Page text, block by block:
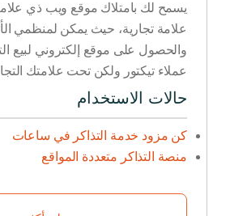
يسمح لك بامتلاك موقع ويب ذي
علامة تجارية، حيث يمكن لمنظمي
والحصول على موقع إلكتروني لبيع
عملاء تيكتور ولكن تحت علامتك
حالات الاستخدام
كن مزود خدمة التذاكر في ساعات
منصة التذاكر متعددة المواقع